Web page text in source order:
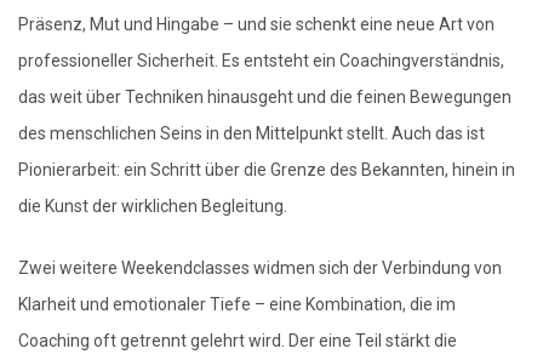
Präsenz, Mut und Hingabe – und sie schenkt eine neue Art von
professioneller Sicherheit. Es entsteht ein Coachingverständnis,
das weit über Techniken hinausgeht und die feinen Bewegungen
des menschlichen Seins in den Mittelpunkt stellt. Auch das ist
Pionierarbeit: ein Schritt über die Grenze des Bekannten, hinein in
die Kunst der wirklichen Begleitung.
Zwei weitere Weekendclasses widmen sich der Verbindung von
Klarheit und emotionaler Tiefe – eine Kombination, die im
Coaching oft getrennt gelehrt wird. Der eine Teil stärkt die